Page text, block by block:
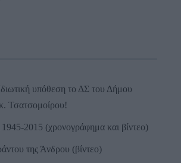
υπόθεση το ΔΣ του Δήμου
Τσατσομοίρου!
2015 (χρονογράφημα και βίντεο)
της Άνδρου (βίντεο)